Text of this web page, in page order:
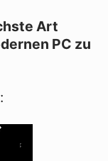
Art
PC zu